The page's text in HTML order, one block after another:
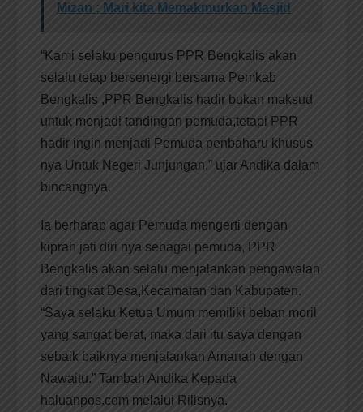
Mizan ; Mari kita Memakmurkan Masjid
“Kami selaku pengurus PPR Bengkalis akan
selalu tetap bersenergi bersama Pemkab
Bengkalis ,PPR Bengkalis hadir bukan maksud
untuk menjadi tandingan pemuda,tetapi PPR
hadir ingin menjadi Pemuda penbaharu khusus
nya Untuk Negeri Junjungan,” ujar Andika dalam
bincangnya.
Ia berharap agar Pemuda mengerti dengan
kiprah jati diri nya sebagai pemuda, PPR
Bengkalis akan selalu menjalankan pengawalan
dari tingkat Desa,Kecamatan dan Kabupaten.
“Saya selaku Ketua Umum memiliki beban moril
yang sangat berat, maka dari itu saya dengan
sebaik baiknya menjalankan Amanah dengan
Nawaitu.” Tambah Andika Kepada
haluanpos.com melalui Rilisnya.